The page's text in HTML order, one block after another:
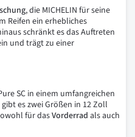
, die MICHELIN für seine
Reifen ein erhebliches
schränkt es das Auftreten
und trägt zu einer
SC in einem umfangreichen
es zwei Größen in 12 Zoll
für dasVorderrad als auch